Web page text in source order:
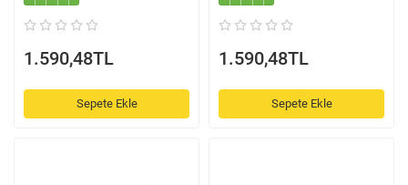
1.590,48TL
Sepete Ekle
1.590,48TL
Sepete Ekle